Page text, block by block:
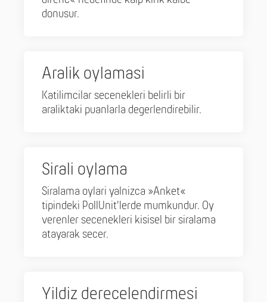
donusur.
Aralik oylamasi
Katilimcilar secenekleri belirli bir
araliktaki puanlarla degerlendirebilir.
Sirali oylama
Siralama oylari yalnizca »Anket«
tipindeki PollUnit'lerde mumkundur. Oy
verenler secenekleri kisisel bir siralama
atayarak secer.
Yildiz derecelendirmesi